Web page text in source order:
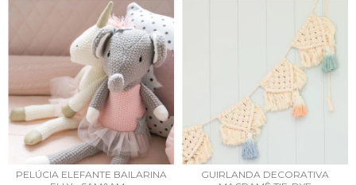
PELÚCIA ELEFANTE BAILARINA
GUIRLANDA DECORATIVA